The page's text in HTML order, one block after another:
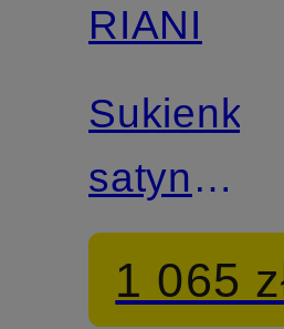
RIANI
Sukienka
satynowa
ze
1 065